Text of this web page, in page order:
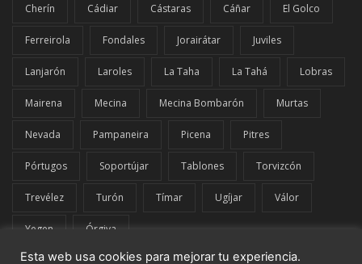
Cherín Cádiar Cástaras Cáñar El Golco
Ferreirola Fondales Jorairátar Juviles
Lanjarón Laroles La Taha La Tahá Lobras
Mairena Mecina Mecina Bombarón Murtas
Nevada Pampaneira Picena Pitres
Pórtugos Soportújar Tablones Torvizcón
Trevélez Turón Tímar Ugíjar Válor
Yegen Órgiva
Esta web usa cookies para mejorar tu experiencia.